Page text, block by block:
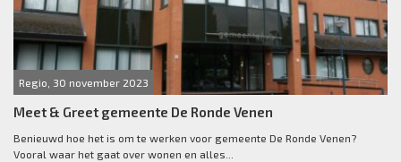
Regio, 30 november 2023
Meet & Greet gemeente De Ronde Venen
Benieuwd hoe het is om te werken voor gemeente De Ronde Venen?
Vooral waar het gaat over wonen en alles...